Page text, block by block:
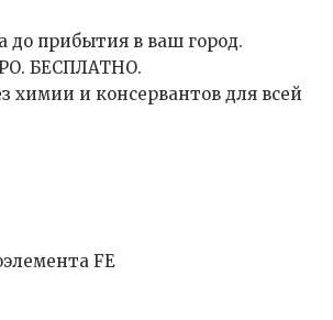
до прибытия в ваш город.
БЕСПЛАТНО.
химии и консервантов для всей
FE